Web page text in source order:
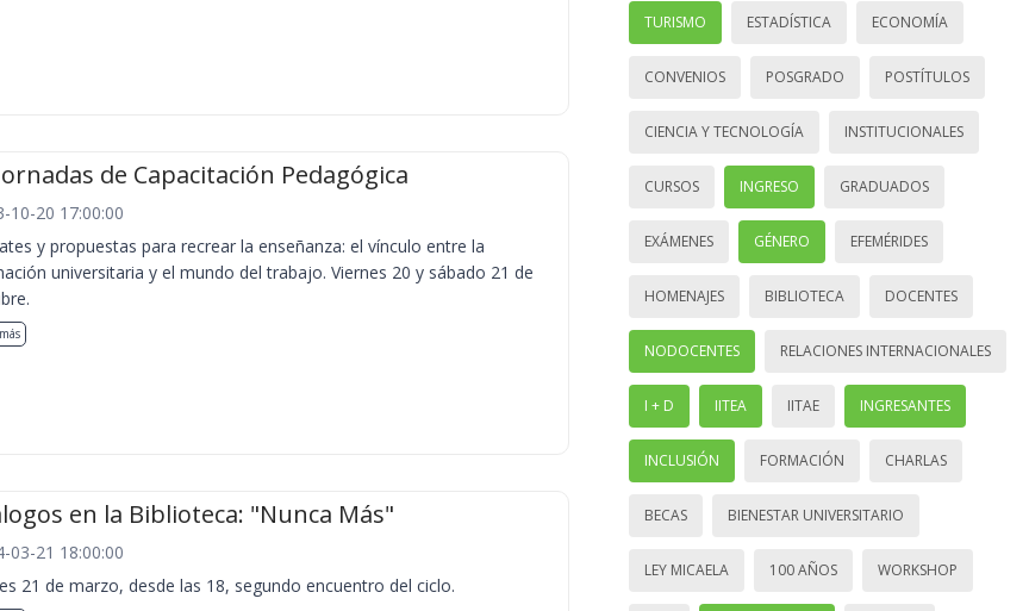
de Capacitación Pedagógica
10-20 17:00:00
y propuestas para recrear la enseñanza: el vínculo entre la
universitaria y el mundo del trabajo. Viernes 20 y sábado 21 de
en la Biblioteca: "Nunca Más"
03-21 18:00:00
21 de marzo, desde las 18, segundo encuentro del ciclo.
TURISMO ESTADÍSTICA ECONOMÍA
CONVENIOS POSGRADO POSTÍTULOS
CIENCIA Y TECNOLOGÍA INSTITUCIONALES
CURSOS INGRESO GRADUADOS
EXÁMENES GÉNERO EFEMÉRIDES
HOMENAJES BIBLIOTECA DOCENTES
NODOCENTES RELACIONES INTERNACIONALES
I + D IITEA IITAE INGRESANTES
INCLUSIÓN FORMACIÓN CHARLAS
BECAS BIENESTAR UNIVERSITARIO
LEY MICAELA 100 AÑOS WORKSHOP